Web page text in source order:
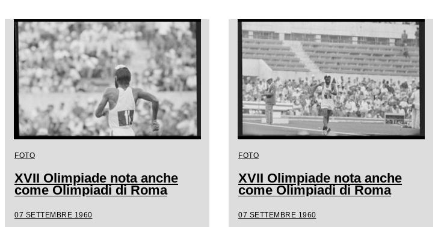
FOTO
XVII Olimpiade nota anche
come Olimpiadi di Roma
07 SETTEMBRE 1960
FOTO
XVII Olimpiade nota anche
come Olimpiadi di Roma
07 SETTEMBRE 1960